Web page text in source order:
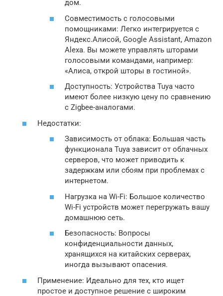
дом.
Совместимость с голосовыми
помощниками: Легко интегрируется с
Яндекс.Алисой, Google Assistant, Amazon
Alexa. Вы можете управлять шторами
голосовыми командами, например:
«Алиса, открой шторы в гостиной».
Доступность: Устройства Tuya часто
имеют более низкую цену по сравнению
с Zigbee-аналогами.
Недостатки:
Зависимость от облака: Большая часть
функционала Tuya зависит от облачных
серверов, что может приводить к
задержкам или сбоям при проблемах с
интернетом.
Нагрузка на Wi-Fi: Большое количество
Wi-Fi устройств может перегружать вашу
домашнюю сеть.
Безопасность: Вопросы
конфиденциальности данных,
хранящихся на китайских серверах,
иногда вызывают опасения.
Применение: Идеально для тех, кто ищет
простое и доступное решение с широким